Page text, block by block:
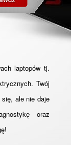
laptopów tj.
Twój
się, ale nie daje
oraz